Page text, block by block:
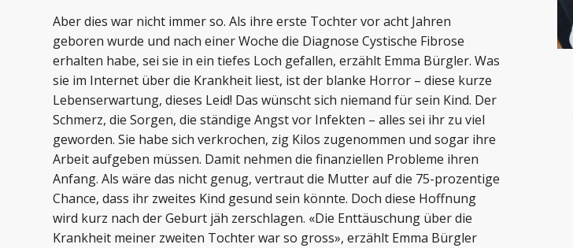
Aber dies war nicht immer so. Als ihre erste Tochter vor acht Jahren
geboren wurde und nach einer Woche die Diagnose Cystische Fibrose
erhalten habe, sei sie in ein tiefes Loch gefallen, erzählt Emma Bürgler. Was
sie im Internet über die Krankheit liest, ist der blanke Horror – diese kurze
Lebenserwartung, dieses Leid! Das wünscht sich niemand für sein Kind. Der
Schmerz, die Sorgen, die ständige Angst vor Infekten – alles sei ihr zu viel
geworden. Sie habe sich verkrochen, zig Kilos zugenommen und sogar ihre
Arbeit aufgeben müssen. Damit nehmen die finanziellen Probleme ihren
Anfang. Als wäre das nicht genug, vertraut die Mutter auf die 75-prozentige
Chance, dass ihr zweites Kind gesund sein könnte. Doch diese Hoffnung
wird kurz nach der Geburt jäh zerschlagen. «Die Enttäuschung über die
Krankheit meiner zweiten Tochter war so gross», erzählt Emma Bürgler
Emma Bürgler und ihre Töchter teilen sich einen Laptop | © @iStock